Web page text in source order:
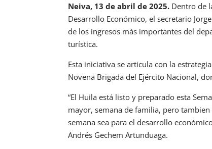
Neiva, 13 de abril de 2025. Dentro de
Desarrollo Económico, el secretario
de los ingresos más importantes del
turística.
Esta iniciativa se articula con la
Novena Brigada del Ejército Nacional,
“El Huila está listo y preparado esta
mayor, semana de familia, pero
semana sea para el desarrollo
Andrés Gechem Artunduaga.